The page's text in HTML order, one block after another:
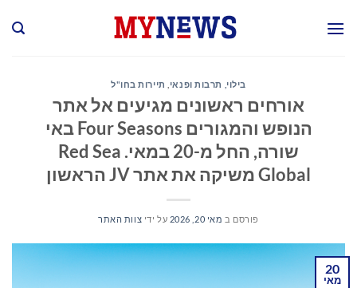
בילוי, תרבות ופנאי תיירות בחו"ל
אורחים ראשונים מגיעים אל אתר
הנופש והמגורים Four Seasons באי
שורה, החל מ-20 במאי. Red Sea
Global משיקה את אתר JV הראשון
פורסם ב מאי 20, 2026 על ידי צוות האתר
20
מאי